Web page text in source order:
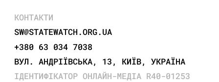
КОНТАКТИ
SW@STATEWATCH.ORG.UA
+380 63 034 7038
ВУЛ. АНДРІЇВСЬКА, 13, КИЇВ, УКРАЇНА
ІДЕНТИФІКАТОР ОНЛАЙН-МЕДІА R40-01253